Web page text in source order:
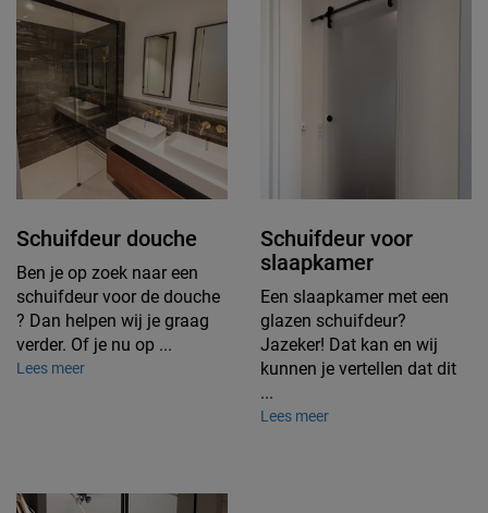
Schuifdeur douche
Ben je op zoek naar een
schuifdeur voor de douche
? Dan helpen wij je graag
verder. Of je nu op ...
Lees meer
Schuifdeur voor
slaapkamer
Een slaapkamer met een
glazen schuifdeur?
Jazeker! Dat kan en wij
kunnen je vertellen dat dit
...
Lees meer